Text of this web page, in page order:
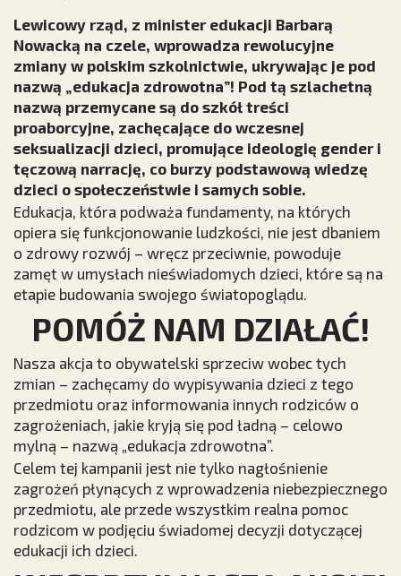
Lewicowy rząd, z minister edukacji Barbarą
Nowacką na czele, wprowadza rewolucyjne
zmiany w polskim szkolnictwie, ukrywając je pod
nazwą „edukacja zdrowotna”! Pod tą szlachetną
nazwą przemycane są do szkół treści
proaborcyjne, zachęcające do wczesnej
seksualizacji dzieci, promujące ideologię gender i
tęczową narrację, co burzy podstawową wiedzę
dzieci o społeczeństwie i samych sobie.
Edukacja, która podważa fundamenty, na których
opiera się funkcjonowanie ludzkości, nie jest dbaniem
o zdrowy rozwój – wręcz przeciwnie, powoduje
zamęt w umysłach nieświadomych dzieci, które są na
etapie budowania swojego światopoglądu.
POMÓŻ NAM DZIAŁAĆ!
Nasza akcja to obywatelski sprzeciw wobec tych
zmian – zachęcamy do wypisywania dzieci z tego
przedmiotu oraz informowania innych rodziców o
zagrożeniach, jakie kryją się pod ładną – celowo
mylną – nazwą „edukacja zdrowotna”.
Celem tej kampanii jest nie tylko nagłośnienie
zagrożeń płynących z wprowadzenia niebezpiecznego
przedmiotu, ale przede wszystkim realna pomoc
rodzicom w podjęciu świadomej decyzji dotyczącej
edukacji ich dzieci.